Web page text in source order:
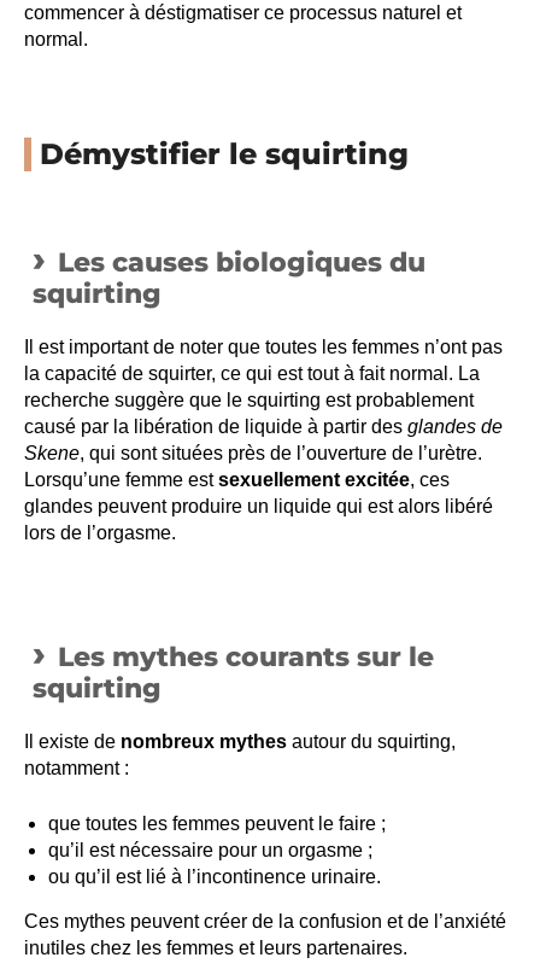
commencer à déstigmatiser ce processus naturel et
normal.
Démystifier le squirting
Les causes biologiques du
squirting
Il est important de noter que toutes les femmes n’ont pas
la capacité de squirter, ce qui est tout à fait normal. La
recherche suggère que le squirting est probablement
causé par la libération de liquide à partir des glandes de
Skene, qui sont situées près de l’ouverture de l’urètre.
Lorsqu’une femme estsexuellement excitée, ces
glandes peuvent produire un liquide qui est alors libéré
lors de l’orgasme.
Les mythes courants sur le
squirting
Il existe de nombreux mythes autour du squirting,
notamment :
que toutes les femmes peuvent le faire ;
qu’il est nécessaire pour un orgasme ;
ou qu’il est lié à l’incontinence urinaire.
Ces mythes peuvent créer de la confusion et de l’anxiété
inutiles chez les femmes et leurs partenaires.